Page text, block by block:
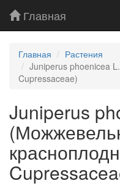
Главная
Главная
Растения
Juniperus phoenicea
Cupressaceae)
Juniperus